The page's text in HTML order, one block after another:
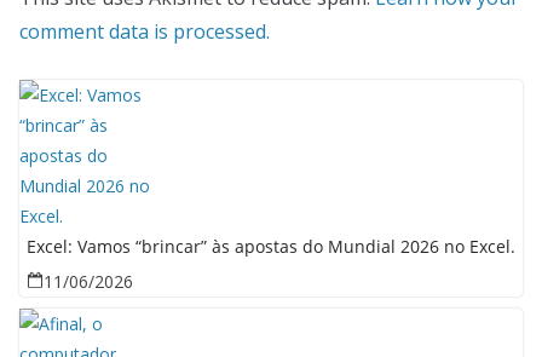
comment data is processed.
Excel: Vamos “brincar” às apostas do Mundial 2026 no Excel.
11/06/2026